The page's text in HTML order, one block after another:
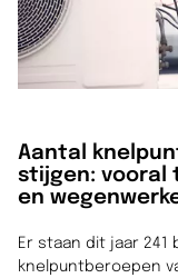
Aantal
stijgen: vooral
en
Er staan dit jaar
knelpuntberoepen